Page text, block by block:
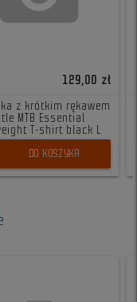
129,00 zł
z krótkim rękawem
Title MTB Essential
T-shirt black L
DO KOSZYKA